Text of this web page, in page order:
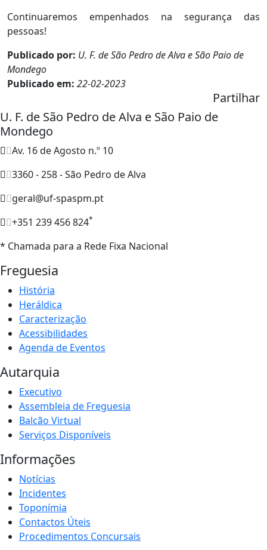
Continuaremos empenhados na segurança das
pessoas!
Publicado por: U. F. de São Pedro de Alva e São Paio de
Mondego
Publicado em: 22-02-2023
Partilhar
U. F. de São Pedro de Alva e São Paio de
Mondego
Av. 16 de Agosto n.º 10
3360 - 258 - São Pedro de Alva
geral@uf-spaspm.pt
+351 239 456 824*
* Chamada para a Rede Fixa Nacional
Freguesia
História
Heráldica
Caracterização
Acessibilidades
Agenda de Eventos
Autarquia
Executivo
Assembleia de Freguesia
Balcão Virtual
Serviços Disponíveis
Informações
Notícias
Incidentes
Toponímia
Contactos Úteis
Procedimentos Concursais